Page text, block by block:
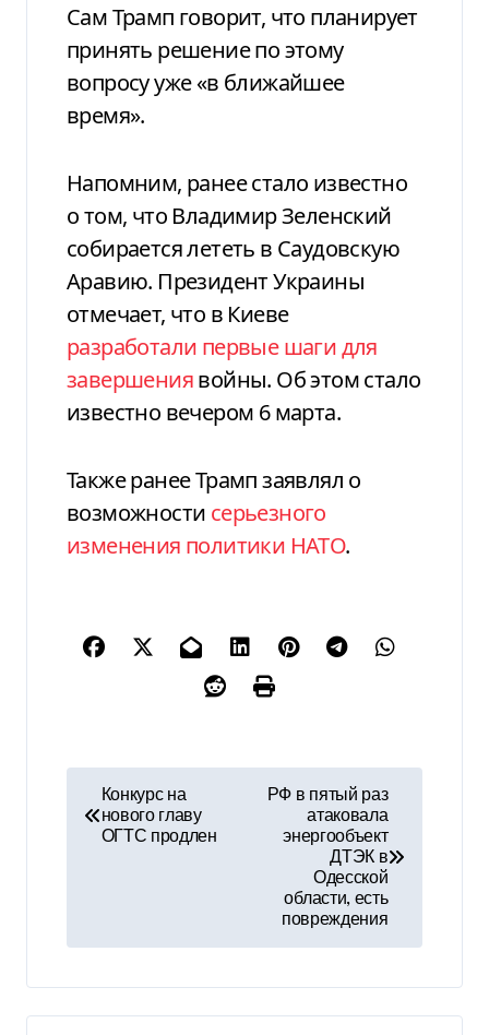
Сам Трамп говорит, что планирует
принять решение по этому
вопросу уже «в ближайшее
время».
Напомним, ранее стало известно
о том, что Владимир Зеленский
собирается лететь в Саудовскую
Аравию. Президент Украины
отмечает, что в Киеве
разработали первые шаги для
завершениявойны. Об этом стало
известно вечером 6 марта.
Также ранее Трамп заявлял о
возможности серьезного
изменения политики НАТО.
а
Конкурс на
нового главу
ОГТС продлен
РФ в пятый раз
атаковала
энергообъект
ДТЭК в
Одесской
области, есть
повреждения